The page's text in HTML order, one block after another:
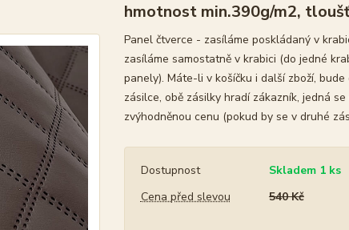
hmotnost min.390g/m2,
Panel čtverce - zasíláme poskládaný v
zasíláme samostatně v krabici (do jedné
panely). Máte-li v košíčku i další zboží,
zásilce, obě zásilky hradí zákazník, jedná
zvýhodněnou cenu (pokud by se v druhé
Dostupnost
Skladem 1 ks
Cena před slevou
540 Kč